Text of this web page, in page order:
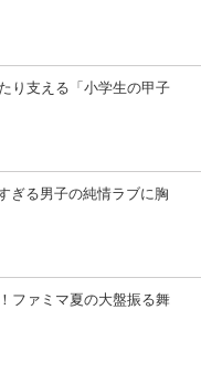
り支える「小学生の甲子
ぎる男子の純情ラブに胸
ファミマ夏の大盤振る舞